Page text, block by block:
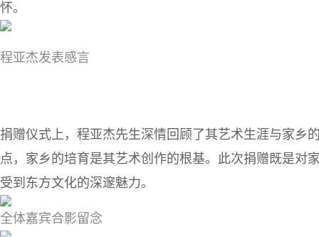
怀。
程亚杰发表感言
捐赠仪式上，程亚杰先生深情回顾了其艺术生涯与家乡
点，家乡的培育是其艺术创作的根基。此次捐赠既是对
受到东方文化的深邃魅力。
全体嘉宾合影留念